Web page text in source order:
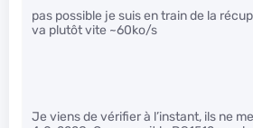
pas possible je suis en train de la
va plutôt vite ~60ko/s
Je viens de vérifier à l’instant, ils ne